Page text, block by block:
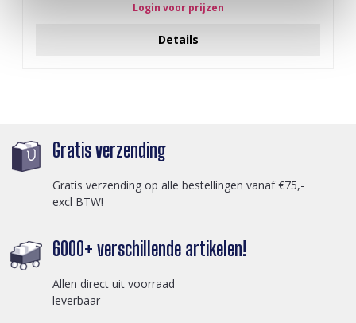
Login voor prijzen
Details
Gratis verzending
Gratis verzending op alle bestellingen vanaf €75,-
excl BTW!
6000+ verschillende artikelen!
Allen direct uit voorraad
leverbaar